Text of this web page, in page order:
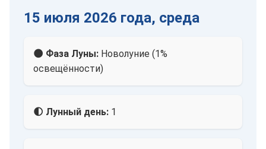
15 июля 2026 года, среда
🌑 Фаза Луны: Новолуние (1%
освещённости)
🌓 Лунный день: 1